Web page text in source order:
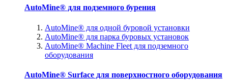
AutoMine® для подземного бурения
AutoMine® для одной буровой установки
AutoMine® для парка буровых установок
AutoMine® Machine Fleet для подземного
оборудования
AutoMine® Surface для поверхностного оборудования